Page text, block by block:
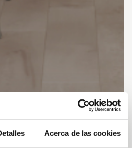
Acerca de las cookies